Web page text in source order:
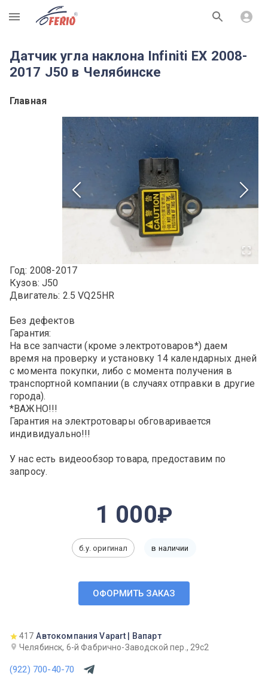
R
Датчик угла наклона Infiniti EX 2008-
2017 J50 в Челябинске
Главная
Год: 2008-2017
Кузов: J50
Двигатель: 2.5 VQ25HR
Без дефектов
Гарантия:
На все запчасти (кроме электротоваров*) даем
время на проверку и установку 14 календарных дней
с момента покупки, либо с момента получения в
транспортной компании (в случаях отправки в другие
города).
*ВАЖНО!!!
Гарантия на электротовары обговаривается
индивидуально!!!
У нас есть видеообзор товара, предоставим по
запросу.
1 000
б.у. оригинал в наличии
ОФОРМИТЬ ЗАКАЗ
417 Автокомпания Vapart | Вапарт
Челябинск, 6-й Фабрично-Заводской пер., 29с2
(922) 700-40-70